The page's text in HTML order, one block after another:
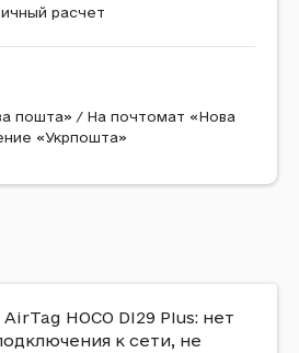
расчет
пошта» / На почтомат «Нова
«Укрпошта»
HOCO DI29 Plus: нет
к сети, не